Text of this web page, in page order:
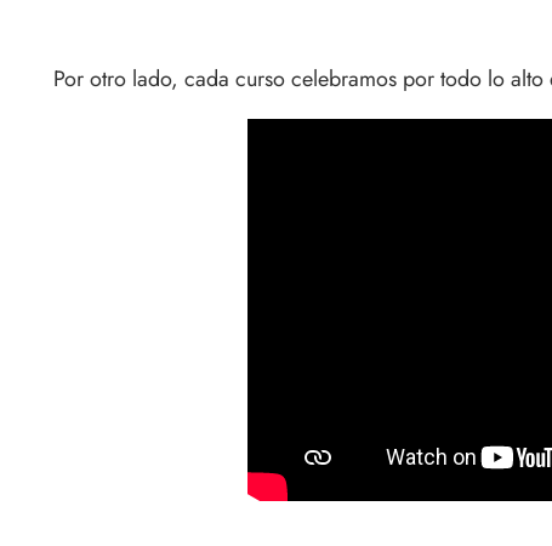
Por otro lado, cada curso celebramos por todo lo